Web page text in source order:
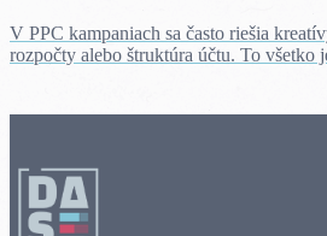
V PPC kampaniach sa často riešia
rozpočty alebo štruktúra účtu. To všetko